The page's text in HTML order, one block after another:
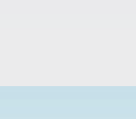
〉トップ